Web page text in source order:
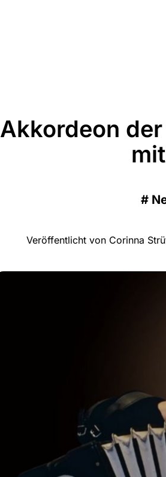
Akkordeon
#
Veröffentlicht von Corinna